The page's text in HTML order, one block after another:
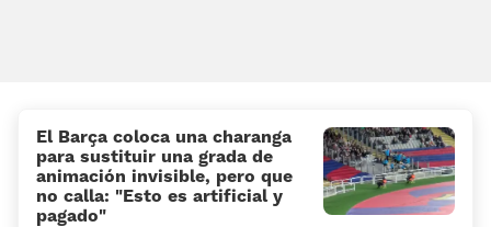
El Barça coloca una charanga
para sustituir una grada de
animación invisible, pero que
no calla: «Esto es artificial y
pagado»